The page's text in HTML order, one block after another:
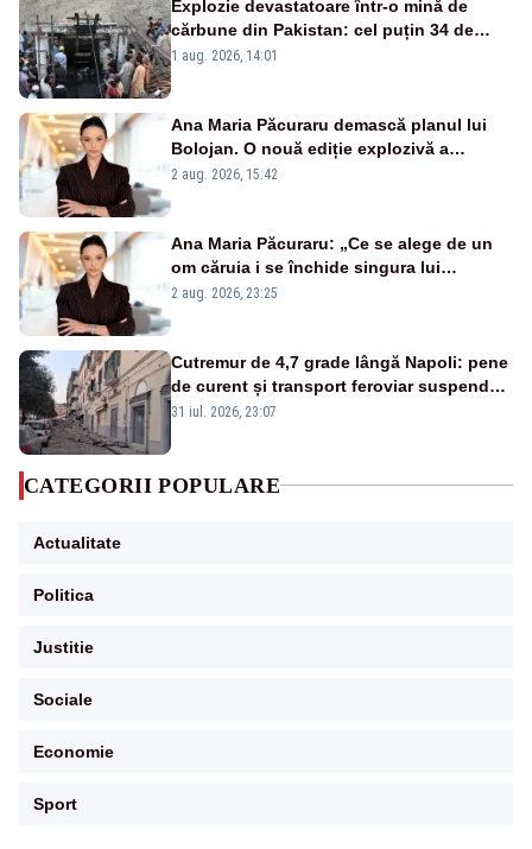
Explozie devastatoare într-o mină de
cărbune din Pakistan: cel puțin 34 de
morți - VIDEO
1 aug. 2026, 14:01
Ana Maria Păcuraru demască planul lui
Bolojan. O nouă ediție explozivă a
emisiunii „Miza Zilei” la Realitatea PLUS
2 aug. 2026, 15:42
Ana Maria Păcuraru: „Ce se alege de un
om căruia i se închide singura lui
portiță?”
2 aug. 2026, 23:25
Cutremur de 4,7 grade lângă Napoli: pene
de curent și transport feroviar suspendat
- VIDEO
31 iul. 2026, 23:07
CATEGORII POPULARE
Actualitate
Politica
Justitie
Sociale
Economie
Sport